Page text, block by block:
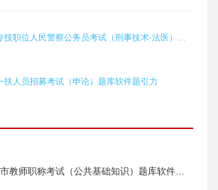
扶人员招募考试（申论）题库软件题引力